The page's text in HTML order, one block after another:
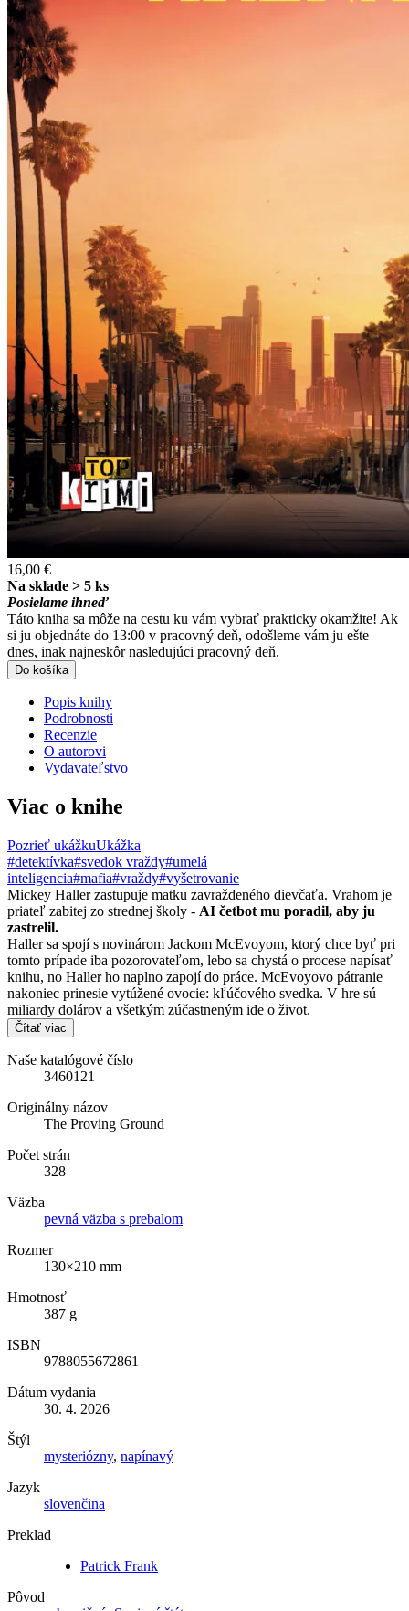
16,00 €
Na sklade > 5 ks
Posielame ihneď
Táto kniha sa môže na cestu ku vám vybrať prakticky okamžite! Ak
si ju objednáte do 13:00 v pracovný deň, odošleme vám ju ešte
dnes, inak najneskôr nasledujúci pracovný deň.
Do košíka
Popis knihy
Podrobnosti
Recenzie
O autorovi
Vydavateľstvo
Viac o knihe
Pozrieť ukážkuUkážka
#detektívka#svedok vraždy#umelá
inteligencia#mafia#vraždy#vyšetrovanie
Mickey Haller zastupuje matku zavraždeného dievčaťa. Vrahom je
priateľ zabitej zo strednej školy - AI četbot mu poradil, aby ju
zastrelil.
Haller sa spojí s novinárom Jackom McEvoyom, ktorý chce byť pri
tomto prípade iba pozorovateľom, lebo sa chystá o procese napísať
knihu, no Haller ho naplno zapojí do práce. McEvoyovo pátranie
nakoniec prinesie vytúžené ovocie: kľúčového svedka. V hre sú
miliardy dolárov a všetkým zúčastneným ide o život.
Čítať viac
Naše katalógové číslo
3460121
Originálny názov
The Proving Ground
Počet strán
328
Väzba
pevná väzba s prebalom
Rozmer
130×210 mm
Hmotnosť
387 g
ISBN
9788055672861
Dátum vydania
30. 4. 2026
Štýl
mysteriózny, napínavý
Jazyk
slovenčina
Preklad
Patrick Frank
Pôvod